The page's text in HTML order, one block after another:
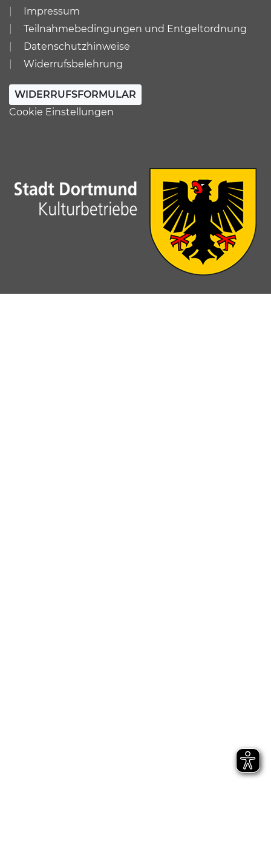
Impressum
Teilnahmebedingungen und Entgeltordnung
Datenschutzhinweise
Widerrufsbelehrung
WIDERRUFSFORMULAR
Cookie Einstellungen